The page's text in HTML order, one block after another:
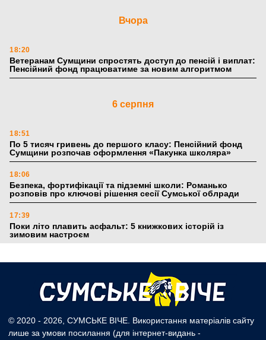
Вчора
18:20
Ветеранам Сумщини спростять доступ до пенсій і виплат:
Пенсійний фонд працюватиме за новим алгоритмом
6 серпня
18:51
По 5 тисяч гривень до першого класу: Пенсійний фонд
Сумщини розпочав оформлення «Пакунка школяра»
18:06
Безпека, фортифікації та підземні школи: Романько
розповів про ключові рішення сесії Сумської облради
17:39
Поки літо плавить асфальт: 5 книжкових історій із
зимовим настроєм
5 серпня
обладнання від партнерів із Німеччини
© 2020 - 2026, СУМСЬКЕ ВІЧЕ. Використання матеріалів сайту
лише за умови посилання (для інтернет-видань -